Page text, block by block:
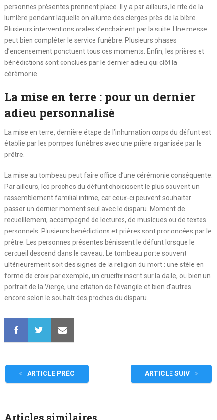
personnes présentes prennent place. Il y a par ailleurs, le rite de la
lumière pendant laquelle on allume des cierges près de la bière.
Plusieurs interventions orales s’enchaînent par la suite. Une messe
peut bien compléter le service funèbre. Plusieurs phases
d’encensement ponctuent tous ces moments. Enfin, les prières et
bénédictions sont conclues par le dernier adieu qui clôt la
cérémonie.
La mise en terre : pour un dernier
adieu personnalisé
La mise en terre, dernière étape de l’inhumation corps du défunt est
établie par les pompes funèbres avec une prière organisée par le
prêtre.
La mise au tombeau peut faire office d’une cérémonie conséquente.
Par ailleurs, les proches du défunt choisissent le plus souvent un
rassemblement familial intime, car ceux-ci peuvent souhaiter
passer un dernier moment seul avec le disparu. Moment de
recueillement, accompagné de lectures, de musiques ou de textes
personnels. Plusieurs bénédictions et prières sont prononcées par le
prêtre. Les personnes présentes bénissent le défunt lorsque le
cercueil descend dans le caveau. Le tombeau porte souvent
ultérieurement soit des signes de la religion du mort : une stèle en
forme de croix par exemple, un crucifix inscrit sur la dalle, ou bien un
portrait de la Vierge, une citation de l’évangile et bien d’autres
encore selon le souhait des proches du disparu.
ARTICLE PRÉC ARTICLE SUIV
Articles similaires